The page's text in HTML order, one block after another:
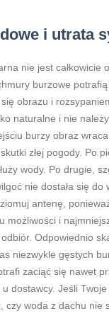
i utrata
nie jest całkowicie
burzowe potrafią
obrazu i
naturalne i nie
burzy obraz
złej pogody. Po
wody. Po drugie,
nie dostała się do
antenę,
możliwości i
Odpowiednio
niezwykle gęstych
zaciąć się nawet
dostawcy. Jeśli
czy woda z dachu nie